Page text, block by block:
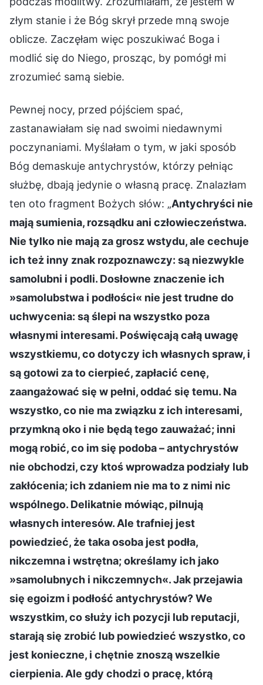
złym stanie i że Bóg skrył przede mną swoje
oblicze. Zaczęłam więc poszukiwać Boga i
modlić się do Niego, prosząc, by pomógł mi
zrozumieć samą siebie.
Pewnej nocy, przed pójściem spać,
zastanawiałam się nad swoimi niedawnymi
poczynaniami. Myślałam o tym, w jaki sposób
Bóg demaskuje antychrystów, którzy pełniąc
służbę, dbają jedynie o własną pracę. Znalazłam
ten oto fragment Bożych słów: „Antychryści nie
mają sumienia, rozsądku ani człowieczeństwa.
Nie tylko nie mają za grosz wstydu, ale cechuje
ich też inny znak rozpoznawczy: są niezwykle
samolubni i podli. Dosłowne znaczenie ich
»samolubstwa i podłości« nie jest trudne do
uchwycenia: są ślepi na wszystko poza
własnymi interesami. Poświęcają całą uwagę
wszystkiemu, co dotyczy ich własnych spraw, i
są gotowi za to cierpieć, zapłacić cenę,
zaangażować się w pełni, oddać się temu. Na
wszystko, co nie ma związku z ich interesami,
przymkną oko i nie będą tego zauważać; inni
mogą robić, co im się podoba – antychrystów
nie obchodzi, czy ktoś wprowadza podziały lub
zakłócenia; ich zdaniem nie ma to z nimi nic
wspólnego. Delikatnie mówiąc, pilnują
własnych interesów. Ale trafniej jest
powiedzieć, że taka osoba jest podła,
nikczemna i wstrętna; określamy ich jako
»samolubnych i nikczemnych«. Jak przejawia
się egoizm i podłość antychrystów? We
wszystkim, co służy ich pozycji lub reputacji,
starają się zrobić lub powiedzieć wszystko, co
jest konieczne, i chętnie znoszą wszelkie
cierpienia. Ale gdy chodzi o pracę, którą